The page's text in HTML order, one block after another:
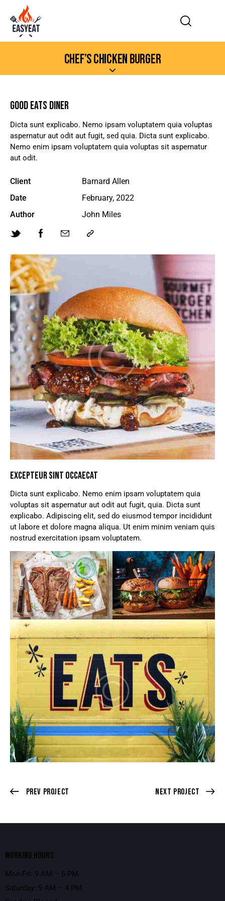
CHEF’S CHICKEN BURGER
GOOD EATS DINER
Dicta sunt explicabo. Nemo ipsam voluptatem quia voluptas
aspernatur aut odit aut fugit, sed quia. Dicta sunt explicabo.
Nemo enim ipsam voluptatem quia voluptas sit aspernatur
aut odit.
Client
Barnard Allen
Date
February, 2022
Author
John Miles
EXCEPTEUR SINT OCCAECAT
Dicta sunt explicabo. Nemo enim ipsam voluptatem quia
voluptas sit aspernatur aut odit aut fugit, quia. Dicta sunt
explicabo. Adipiscing elit, sed do eiusmod tempor incididunt
ut labore et dolore magna aliqua. Ut enim minim veniam quis
nostrud exercitation ipsam voluptatem.
Prev Project Next Project
WORKING HOURS
Mon-Fri: 9 AM – 6 PM
Saturday: 9 AM – 4 PM